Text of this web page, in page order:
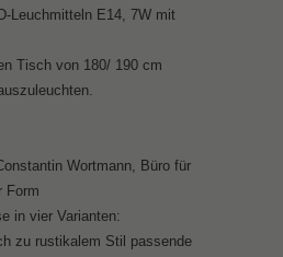
Leuchmitteln E14, 7W mit
Tisch von 180/ 190 cm
Wortmann, Büro für
Form
in vier Varianten:
zu rustikalem Stil passende